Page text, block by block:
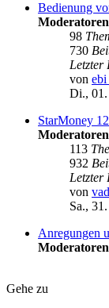
Bedienung
98
730
Letzter
von
Di.,
StarMoney
113
932
Letzter
von
Sa.,
Anregungen
Gehe zu